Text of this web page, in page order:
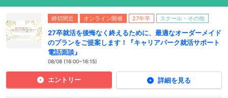
締切間近 オンライン開催 27年卒 スクール・その他
27卒就活を後悔なく終えるために、最適なオーダーメイド
のプランをご提案します！『キャリアパーク就活サポート
電話面談』
08/08 (16:00~16:15)
エントリー 詳細を見る